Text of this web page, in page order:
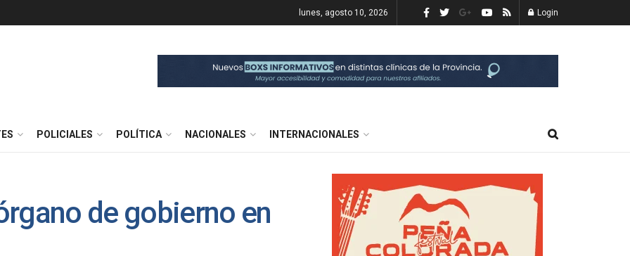
lunes, agosto 10, 2026 Login
POLICIALES POLÍTICA NACIONALES INTERNACIONALES
de gobierno en